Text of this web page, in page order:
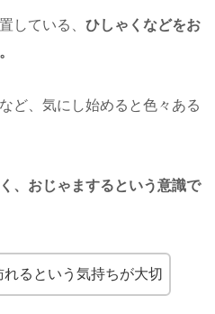
している、 ひしゃくなどをお
ど、気にし始めると色々ある
、おじゃまするという意識で
るという気持ちが大切